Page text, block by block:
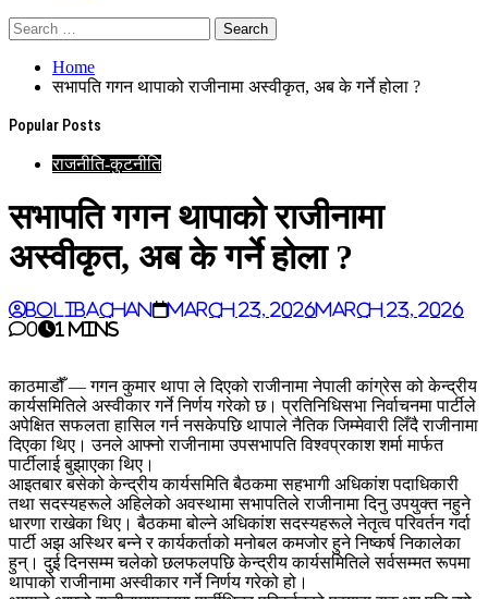
Home
सभापति गगन थापाको राजीनामा अस्वीकृत, अब के गर्ने होला ?
Popular Posts
राजनीति-कुटनीति
सभापति गगन थापाको राजीनामा
अस्वीकृत, अब के गर्ने होला ?
BoliBachan March 23, 2026March 23, 2026
0
1 mins
काठमाडौँ — गगन कुमार थापा ले दिएको राजीनामा नेपाली कांग्रेस को केन्द्रीय
कार्यसमितिले अस्वीकार गर्ने निर्णय गरेको छ। प्रतिनिधिसभा निर्वाचनमा पार्टीले
अपेक्षित सफलता हासिल गर्न नसकेपछि थापाले नैतिक जिम्मेवारी लिँदै राजीनामा
दिएका थिए। उनले आफ्नो राजीनामा उपसभापति विश्वप्रकाश शर्मा मार्फत
पार्टीलाई बुझाएका थिए।
आइतबार बसेको केन्द्रीय कार्यसमिति बैठकमा सहभागी अधिकांश पदाधिकारी
तथा सदस्यहरूले अहिलेको अवस्थामा सभापतिले राजीनामा दिनु उपयुक्त नहुने
धारणा राखेका थिए। बैठकमा बोल्ने अधिकांश सदस्यहरूले नेतृत्व परिवर्तन गर्दा
पार्टी अझ अस्थिर बन्ने र कार्यकर्ताको मनोबल कमजोर हुने निष्कर्ष निकालेका
हुन्। दुई दिनसम्म चलेको छलफलपछि केन्द्रीय कार्यसमितिले सर्वसम्मत रूपमा
थापाको राजीनामा अस्वीकार गर्ने निर्णय गरेको हो।